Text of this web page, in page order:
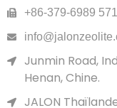
+86-379-6989
Junmin Road,
Henan, Chine.
JALON